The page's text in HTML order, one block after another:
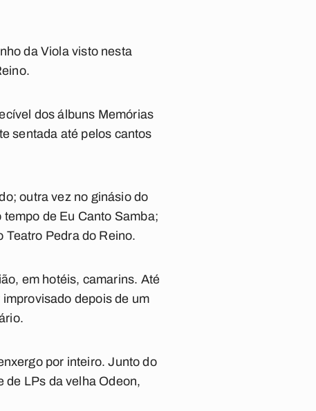
da Viola visto nesta
dos álbuns Memórias
sentada até pelos cantos
outra vez no ginásio do
tempo de Eu Canto Samba;
Teatro Pedra do Reino.
em hotéis, camarins. Até
depois de um
por inteiro. Junto do
de LPs da velha Odeon,